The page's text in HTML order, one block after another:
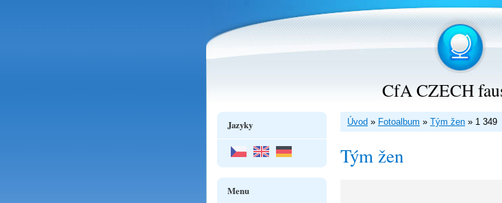
CfA CZECH
Úvod » Fotoalbum » Tým žen » 1 349
Tým žen
Jazyky
Menu